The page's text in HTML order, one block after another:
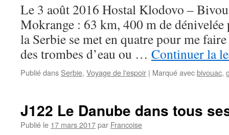
Le 3 août 2016 Hostal Klodovo –
Mokrange : 63 km, 400 m de
la Serbie se met en quatre pour me
des trombes d’eau ou … Continuer la
Publié dans Serbie, Voyage de l'espoir | Marqué avecbivouac,
J122 Le Danube dans tous
Publié le 17 mars 2017par Francoise